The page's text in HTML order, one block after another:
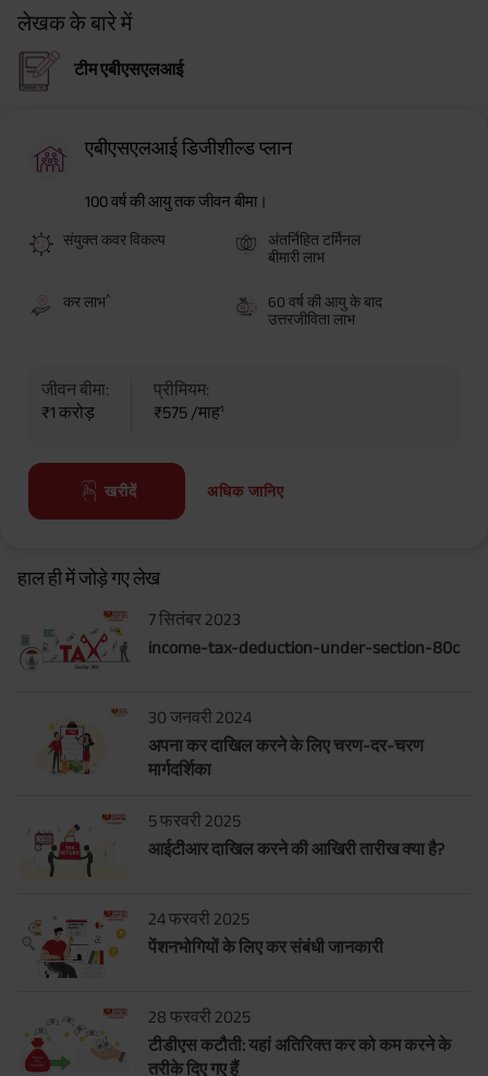
लेखक के बारे में
टीम एबीएसएलआई
एबीएसएलआई डिजीशील्ड प्लान
100 वर्ष की आयु तक जीवन बीमा।
संयुक्त कवर विकल्प
अंतर्निहित टर्मिनल
बीमारी लाभ
कर लाभ^
60 वर्ष की आयु के बाद
उत्तरजीविता लाभ
जीवन बीमा:
₹1 करोड़
प्रीमियम:
₹575 /माह¹
खरीदें अधिक जानिए
हाल ही में जोड़े गए लेख
7 सितंबर 2023
income-tax-deduction-under-section-80c
30 जनवरी 2024
अपना कर दाखिल करने के लिए चरण-दर-चरण
मार्गदर्शिका
5 फरवरी 2025
आईटीआर दाखिल करने की आखिरी तारीख क्या है?
24 फरवरी 2025
पेंशनभोगियों के लिए कर संबंधी जानकारी
28 फरवरी 2025
टीडीएस कटौती: यहां अतिरिक्त कर को कम करने के
तरीके दिए गए हैं